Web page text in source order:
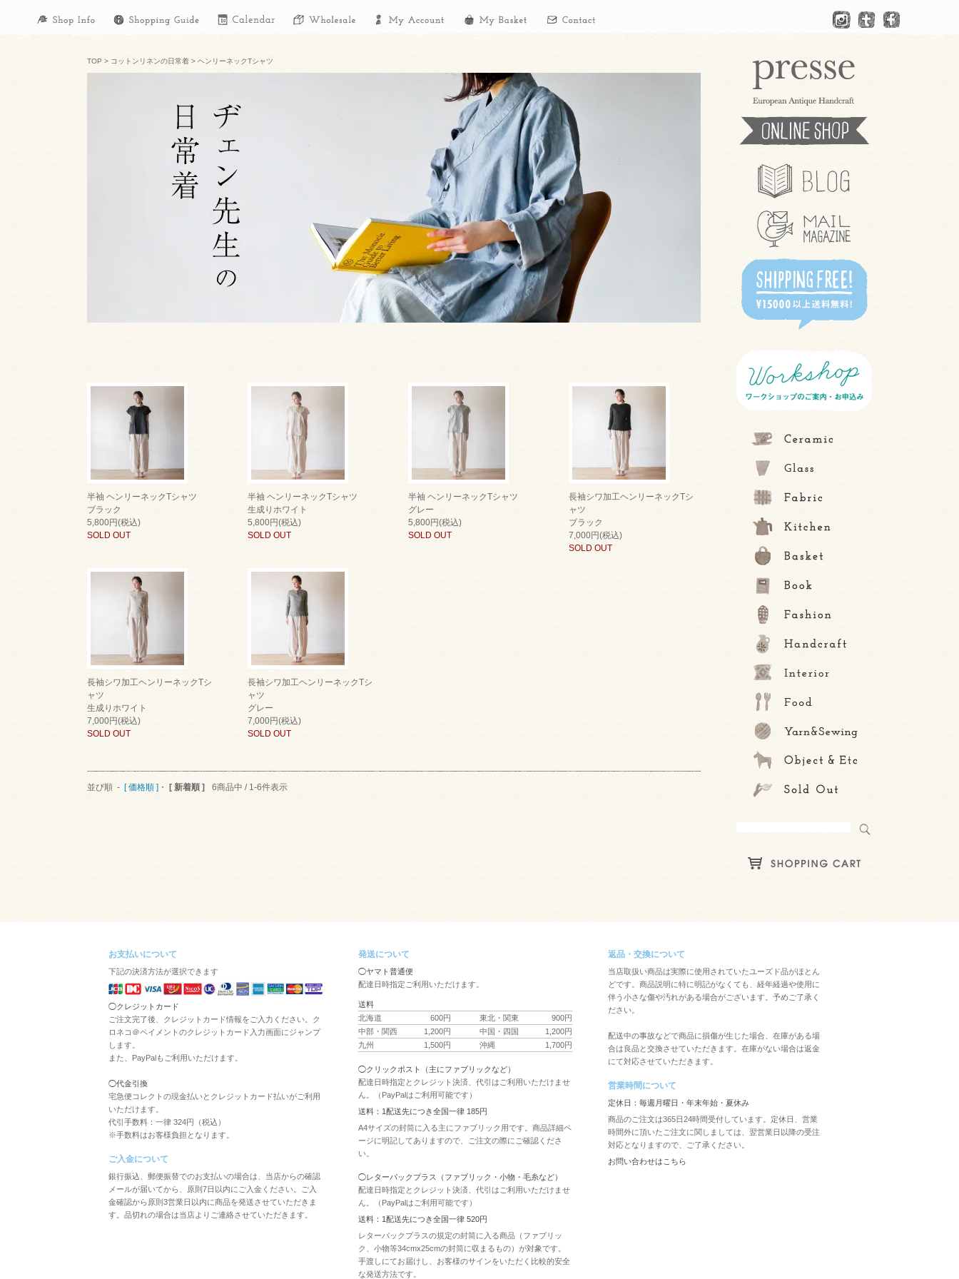
TOP > コットンリネンの日常着 > ヘンリーネックTシャツ
半袖 ヘンリーネックTシャツ
ブラック
5,800円(税込)
SOLD OUT
半袖 ヘンリーネックTシャツ
生成りホワイト
5,800円(税込)
SOLD OUT
半袖 ヘンリーネックTシャツ
グレー
5,800円(税込)
SOLD OUT
長袖シワ加工ヘンリーネックTシ
ャツ
ブラック
7,000円(税込)
SOLD OUT
長袖シワ加工ヘンリーネックTシ
ャツ
生成りホワイト
7,000円(税込)
SOLD OUT
長袖シワ加工ヘンリーネックTシ
ャツ
グレー
7,000円(税込)
SOLD OUT
並び順 - [ 価格順 ] ・ [ 新着順 ] 6商品中 / 1-6件表示
お支払いについて
下記の決済方法が選択できます
◯クレジットカード
ご注文完了後、クレジットカード情報をご入力ください。ク
ロネコ＠ペイメントのクレジットカード入力画面にジャンプ
します。
また、PayPalもご利用いただけます。
◯代金引換
宅急便コレクトの現金払いとクレジットカード払いがご利用
いただけます。
代引手数料：一律 324円（税込）
※手数料はお客様負担となります。
ご入金について
銀行振込、郵便振替でのお支払いの場合は、当店からの確認
メールが届いてから、原則7日以内にご入金ください。ご入
金確認から原則3営業日以内に商品を発送させていただきま
す。品切れの場合は当店よりご連絡させていただきます。
発送について
◯ヤマト普通便
配達日時指定ご利用いただけます。
送料
北海道
600円 東北・関東
900円
中部・関西
1,200円 中国・四国
1,200円
九州
1,500円 沖縄 1,700円
◯クリックポスト（主にファブリックなど）
配達日時指定とクレジット決済、代引はご利用いただけませ
ん。（PayPalはご利用可能です）
送料：1配送先につき全国一律 185円
A4サイズの封筒に入る主にファブリック用です。商品詳細ペ
ージに明記してありますので、ご注文の際にご確認くださ
い。
◯レターパックプラス（ファブリック・小物・毛糸など）
配達日時指定とクレジット決済、代引はご利用いただけませ
ん。（PayPalはご利用可能です）
送料：1配送先につき全国一律 520円
レターパックプラスの規定の封筒に入る商品（ファブリッ
ク、小物等34cmx25cmの封筒に収まるもの）が対象です。
手渡しにてお届けし、お客様のサインをいただく比較的安全
な発送方法です。
返品・交換について
当店取扱い商品は実際に使用されていたユーズド品がほとん
どです。商品説明に特に明記がなくても、経年経過や使用に
伴う小さな傷や汚れがある場合がございます。予めご了承く
ださい。
配送中の事故などで商品に損傷が生じた場合、在庫がある場
合は良品と交換させていただきます。在庫がない場合は返金
にて対応させていただきます。
営業時間について
定休日：毎週月曜日・年末年始・夏休み
商品のご注文は365日24時間受付しています。定休日、営業
時間外に頂いたご注文に関しましては、翌営業日以降の受注
対応となりますので、ご了承ください。
お問い合わせは こちら